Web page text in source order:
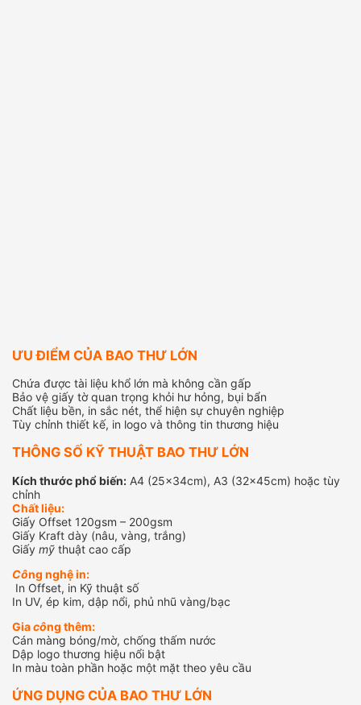
ƯU ĐIỂM CỦA BAO THƯ LỚN
Chứa được tài liệu khổ lớn mà không cần gấp
Bảo vệ giấy tờ quan trọng khỏi hư hỏng, bụi bẩn
Chất liệu bền, in sắc nét, thể hiện sự chuyên nghiệp
Tùy chỉnh thiết kế, in logo và thông tin thương hiệu
THÔNG SỐ KỸ THUẬT BAO THƯ LỚN
Kích thước phổ biến: A4 (25x34cm), A3 (32x45cm) hoặc tùy
chỉnh
Chất liệu:
Giấy Offset 120gsm – 200gsm
Giấy Kraft dày (nâu, vàng, trắng)
Giấy mỹ thuật cao cấp
Công nghệ in:
In Offset, in Kỹ thuật số
In UV, ép kim, dập nổi, phủ nhũ vàng/bạc
Giacông thêm:
Cán màng bóng/mờ, chống thấm nước
Dập logo thương hiệu nổi bật
In màu toàn phần hoặc một mặt theo yêu cầu
ỨNG DỤNG CỦA BAO THƯ LỚN